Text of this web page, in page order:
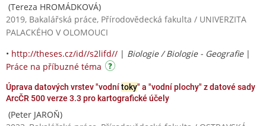
(Tereza HROMÁDKOVÁ)
2019, Bakalářská práce, Přírodovědecká fakulta / UNIVERZITA
PALACKÉHO V OLOMOUCI
• http://theses.cz/id//s2lifd// | Biologie / Biologie - Geografie|
Práce na příbuzné téma
Úprava datových vrstev "vodnítoky" a "vodní plochy" z datové sady
ArcČR 500 verze 3.3 pro kartografické účely
(Peter JAROŇ)